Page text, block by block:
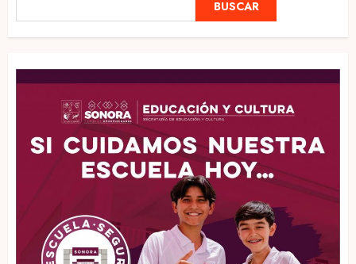
BUSCAR